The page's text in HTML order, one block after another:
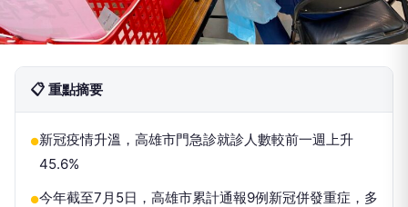
📋 重點摘要
●新冠疫情升溫，高雄市門急診就診人數較前一週上升
45.6%
●今年截至7月5日，高雄市累計通報9例新冠併發重症，多